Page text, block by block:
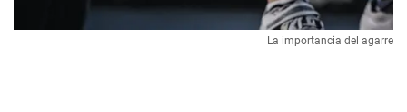
La importancia del agarre